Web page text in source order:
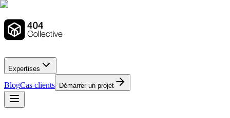
Expertises
BlogCas clients Démarrer un projet